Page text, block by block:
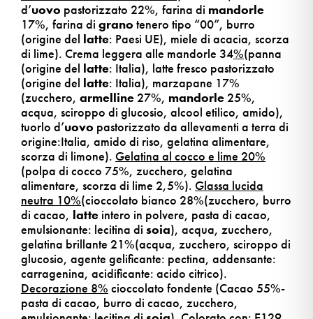
d’uovo pastorizzato 22%, farina di mandorle
17%, farina di grano tenero tipo “00”, burro
(origine del latte: Paesi UE), miele di acacia, scorza
di lime). Crema leggera alle mandorle 34%(panna
(origine del latte: Italia), latte fresco pastorizzato
(origine del latte: Italia), marzapane 17%
(zucchero, armelline 27%, mandorle 25%,
acqua, sciroppo di glucosio, alcool etilico, amido),
tuorlo d’uovo pastorizzato da allevamenti a terra di
origine:Italia, amido di riso, gelatina alimentare,
scorza di limone). Gelatina al cocco e lime 20%
(polpa di cocco 75%, zucchero, gelatina
alimentare, scorza di lime 2,5%). Glassa lucida
neutra 10%(cioccolato bianco 28%(zucchero, burro
di cacao, latte intero in polvere, pasta di cacao,
emulsionante: lecitina di soia), acqua, zucchero,
gelatina brillante 21%(acqua, zucchero, sciroppo di
glucosio, agente gelificante: pectina, addensante:
carragenina, acidificante: acido citrico).
Decorazione 8% cioccolato fondente (Cacao 55%-
pasta di cacao, burro di cacao, zucchero,